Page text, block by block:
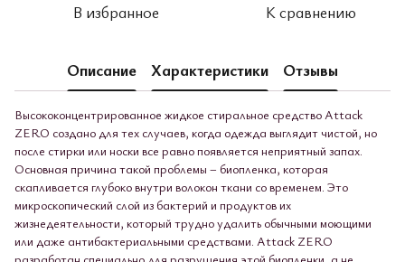
В избранное К сравнению
Описание Характеристики Отзывы
Высококонцентрированное жидкое стиральное средство Attack
ZERO создано для тех случаев, когда одежда выглядит чистой, но
после стирки или носки все равно появляется неприятный запах.
Основная причина такой проблемы – биопленка, которая
скапливается глубоко внутри волокон ткани со временем. Это
микроскопический слой из бактерий и продуктов их
жизнедеятельности, который трудно удалить обычными моющими
или даже антибактериальными средствами. Attack ZERO